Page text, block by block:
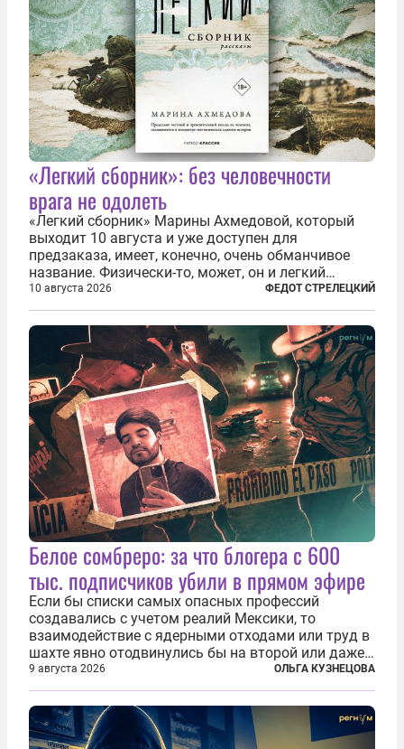
«Легкий сборник»: без человечности
врага не одолеть
«Легкий сборник» Марины Ахмедовой, который
выходит 10 августа и уже доступен для
предзаказа, имеет, конечно, очень обманчивое
название. Физически-то, может, он и легкий
относительно. Но метафизически —
безотносительно тяжелый. Десять рассказов,
каждый из которых напрямую или косвенно (в
основном —...
10 августа 2026 ФЕДОТ СТРЕЛЕЦКИЙ
Белое сомбреро: за что блогера с 600
тыс. подписчиков убили в прямом эфире
Если бы списки самых опасных профессий
создавались с учетом реалий Мексики, то
взаимодействие с ядерными отходами или труд в
шахте явно отодвинулись бы на второй или даже
третий план. А вот блогерам, журналистам и
музыкантам пришлось бы выйти вперед. В
Кульякане, столице штата Синалоа, прямо во...
9 августа 2026 ОЛЬГА КУЗНЕЦОВА